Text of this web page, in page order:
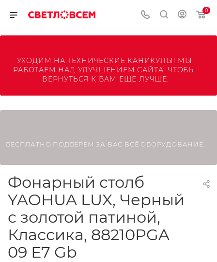
0
УХОДИМ НА ТЕХНИЧЕСКИЕ КАНИКУЛЫ! МЫ
РАБОТАЕМ НАД УЛУЧШЕНИЕМ САЙТА, ЧТОБЫ
ВЕРНУТЬСЯ К ВАМ ЕЩЕ ЛУЧШЕ.
БЕСПЛАТНО ПОДБЕРЕМ ЗА ВАС ВСЁ ОБОРУДОВАНИЕ.
Фонарный столб
YAOHUA LUX, Черный
с золотой патиной,
Классика, 88210PGA
09 Е7 Gb